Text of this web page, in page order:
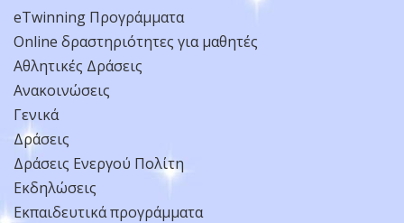
eTwinning Προγράμματα
Online δραστηριότητες για μαθητές
Αθλητικές Δράσεις
Ανακοινώσεις
Γενικά
Δράσεις
Δράσεις Ενεργού Πολίτη
Εκδηλώσεις
Εκπαιδευτικά προγράμματα